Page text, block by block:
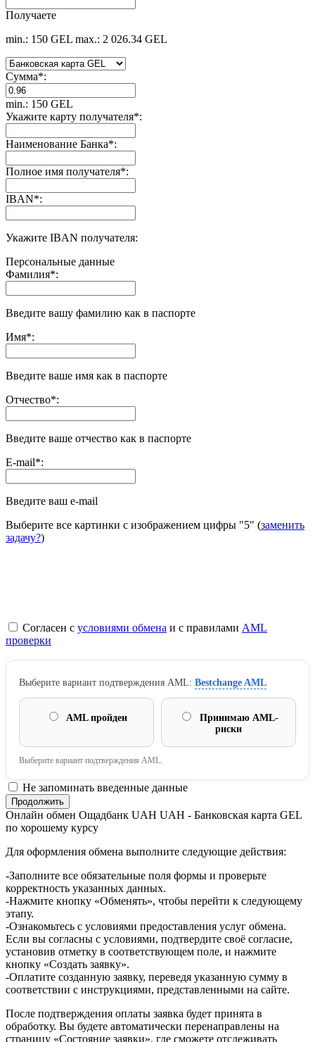
Получаете
min.: 150 GEL max.: 2 026.34 GEL
Сумма*:
min.: 150 GEL
Укажите карту получателя*:
Наименование Банка*:
Полное имя получателя*:
IBAN*:
Укажите IBAN получателя:
Персональные данные
Фамилия*:
Введите вашу фамилию как в паспорте
Имя*:
Введите ваше имя как в паспорте
Отчество*:
Введите ваше отчество как в паспорте
E-mail*:
Введите ваш e-mail
Выберите все картинки с изображением цифры "5" (заменить
задачу?)
Согласен с условиями обмена и с правилами AML
проверки
Выберите вариант подтверждения AML: Bestchange AML
AML пройден
Принимаю AML-
риски
Выберите вариант подтверждения AML.
Не запоминать введенные данные
Онлайн обмен Ощадбанк UAH UAH - Банковская карта GEL
по хорошему курсу
Для оформления обмена выполните следующие действия:
-Заполните все обязательные поля формы и проверьте
корректность указанных данных.
-Нажмите кнопку «Обменять», чтобы перейти к следующему
этапу.
-Ознакомьтесь с условиями предоставления услуг обмена.
Если вы согласны с условиями, подтвердите своё согласие,
установив отметку в соответствующем поле, и нажмите
кнопку «Создать заявку».
-Оплатите созданную заявку, переведя указанную сумму в
соответствии с инструкциями, представленными на сайте.
После подтверждения оплаты заявка будет принята в
обработку. Вы будете автоматически перенаправлены на
страницу «Состояние заявки», где сможете отслеживать